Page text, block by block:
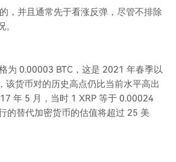
，并且通常先于看涨反弹，尽管不排除
。
为 0.00003 BTC，这是 2021 年春季以
该货币对的历史高点仍比当前水平高出
年 5 月，当时 1 XRP 等于 0.00024
的替代加密货币的估值将超过 25 美